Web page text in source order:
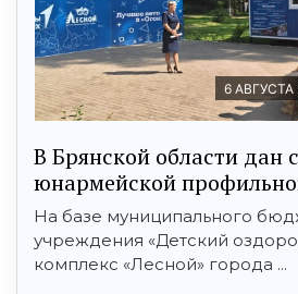
6 АВГУСТА
В Брянской области дан
юнармейской
На базе муниципального
учреждения «Детский
комплекс «Лесной» города ...